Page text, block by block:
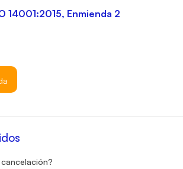
14001:2015, Enmienda 2